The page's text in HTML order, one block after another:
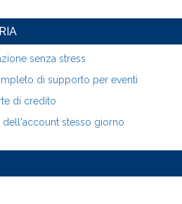
senza stress
di supporto per eventi
di credito
dell'account stesso giorno